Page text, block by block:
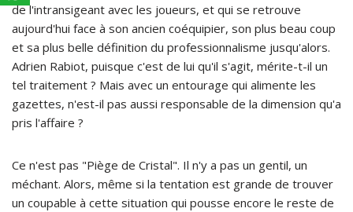
de l'intransigeant avec les joueurs, et qui se retrouve
aujourd'hui face à son ancien coéquipier, son plus beau coup
et sa plus belle définition du professionnalisme jusqu'alors.
Adrien Rabiot, puisque c'est de lui qu'il s'agit, mérite-t-il un
tel traitement ? Mais avec un entourage qui alimente les
gazettes, n'est-il pas aussi responsable de la dimension qu'a
pris l'affaire ?
Ce n'est pas "Piège de Cristal". Il n'y a pas un gentil, un
méchant. Alors, même si la tentation est grande de trouver
un coupable à cette situation qui pousse encore le reste de